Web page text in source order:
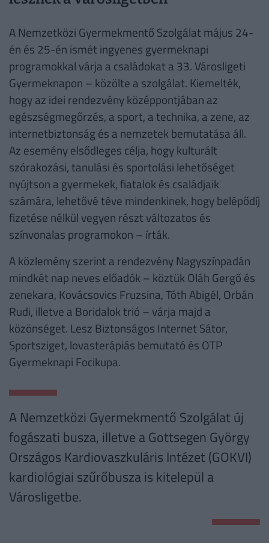
A Nemzetközi Gyermekmentő Szolgálat május 24-
én és 25-én ismét ingyenes gyermeknapi
programokkal várja a családokat a 33. Városligeti
Gyermeknapon – közölte a szolgálat. Kiemelték,
hogy az idei rendezvény középpontjában az
egészségmegőrzés, a sport, a technika, a zene, az
internetbiztonság és a nemzetek bemutatása áll.
Az esemény elsődleges célja, hogy kulturált
szórakozási, tanulási és sportolási lehetőséget
nyújtson a gyermekek, fiatalok és családjaik
számára, lehetővé téve mindenkinek, hogy belépődíj
fizetése nélkül vegyen részt változatos és
színvonalas programokon – írták.
A közlemény szerint a rendezvény Nagyszínpadán
mindkét nap neves előadók – köztük Oláh Gergő és
zenekara, Kovácsovics Fruzsina, Tóth Abigél, Orbán
Rudi, illetve a Boridalok trió – várja majd a
közönséget. Lesz Biztonságos Internet Sátor,
Sportsziget, lovasterápiás bemutató és OTP
Gyermeknapi Focikupa.
A Nemzetközi Gyermekmentő Szolgálat új
fogászati busza, illetve a Gottsegen György
Országos Kardiovaszkuláris Intézet (GOKVI)
kardiológiai szűrőbusza is kitelepül a
Városligetbe.